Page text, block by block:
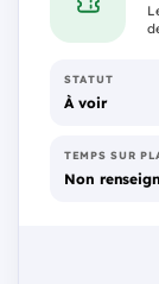
STATUT
À voir
TEMPS SUR
Non